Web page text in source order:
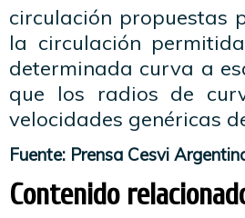
circulación propuestas
la circulación
determinada curva a
que los radios de
velocidades genéricas
Fuente: Prensa Cesvi
Contenido